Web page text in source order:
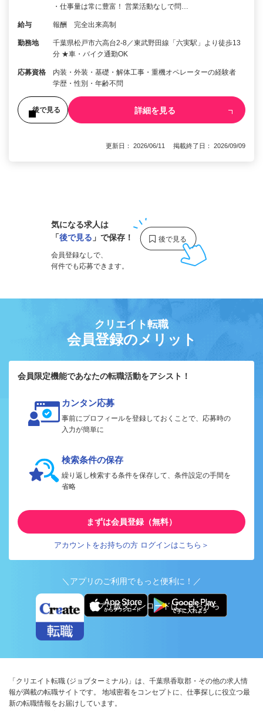
・仕事量は常に豊富！ 営業活動なしで問…
給与 報酬 完全出来高制
勤務地
千葉県松戸市六高台2-8／東武野田線「六実駅」より徒歩13
分 ★車・バイク通勤OK
応募資格
内装・外装・基礎・解体工事・重機オペレーターの経験者
学歴・性別・年齢不問
後で見る 詳細を見る
更新日： 2026/06/11 掲載終了日： 2026/09/09
気になる求人は
「後で見る 」で保存！
会員登録なしで、
何件でも応募できます。
クリエイト転職
会員登録のメリット
会員限定機能であなたの転職活動をアシスト！
カンタン応募
事前にプロフィールを登録しておくことで、応募時の
入力が簡単に
検索条件の保存
繰り返し検索する条件を保存して、条件設定の手間を
省略
まずは会員登録（無料）
アカウントをお持ちの方 ログインはこちら＞
＼アプリのご利用でもっと便利に！／
アプリ版ダウンロードはこちらから
「クリエイト転職 (ジョブターミナル)」は、千葉県香取郡・その他の求人情
報が満載の転職サイトです。 地域密着をコンセプトに、仕事探しに役立つ最
新の転職情報をお届けしています。